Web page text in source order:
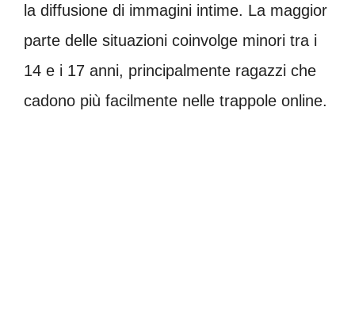
la diffusione di immagini intime. La maggior
parte delle situazioni coinvolge minori tra i
14 e i 17 anni, principalmente ragazzi che
cadono più facilmente nelle trappole online.